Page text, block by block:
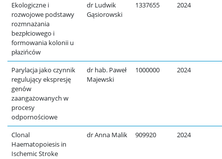
Ekologiczne i
rozwojowe podstawy
rozmnażania
bezpłciowego i
formowania kolonii u
płazińców
dr Ludwik
Gąsiorowski
1337655 2024
Parylacja jako czynnik
regulujący ekspresję
genów
zaangażowanych w
procesy
odpornościowe
dr hab. Paweł
Majewski
1000000 2024
Clonal
Haematopoiesis in
Ischemic Stroke
dr Anna Malik 909920 2024